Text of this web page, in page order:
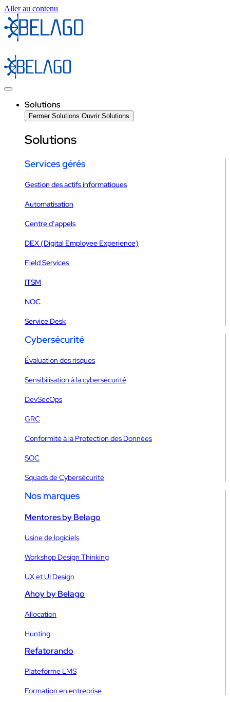
Aller au contenu
Solutions
Fermer Solutions Ouvrir Solutions
Solutions
Services gérés
Gestion des actifs informatiques
Automatisation
Centre d’appels
DEX (Digital Employee Experience)
Field Services
ITSM
NOC
Service Desk
Cybersécurité
Évaluation des risques
Sensibilisation à la cybersécurité
DevSecOps
GRC
Conformité à la Protection des Données
SOC
Squads de Cybersécurité
Nos marques
Mentores by Belago
Usine de logiciels
Workshop Design Thinking
UX et UI Design
Ahoy by Belago
Allocation
Hunting
Refatorando
Plateforme LMS
Formation en entreprise